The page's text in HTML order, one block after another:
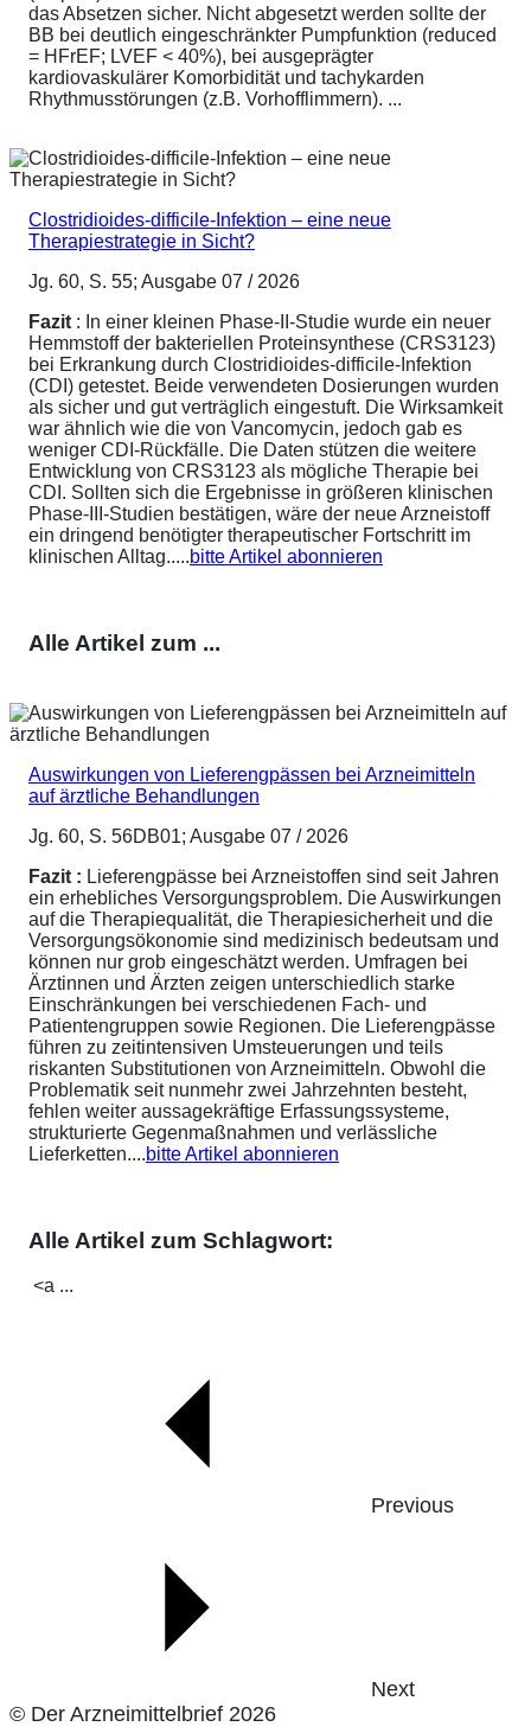
das Absetzen sicher. Nicht abgesetzt werden sollte der
BB bei deutlich eingeschränkter Pumpfunktion (reduced
= HFrEF; LVEF < 40%), bei ausgeprägter
kardiovaskulärer Komorbidität und tachykarden
Rhythmusstörungen (z.B. Vorhofflimmern). ...
Clostridioides-difficile-Infektion – eine neue
Therapiestrategie in Sicht?
Jg. 60, S. 55; Ausgabe 07 / 2026
Fazit : In einer kleinen Phase-II-Studie wurde ein neuer
Hemmstoff der bakteriellen Proteinsynthese (CRS3123)
bei Erkrankung durch Clostridioides-difficile-Infektion
(CDI) getestet. Beide verwendeten Dosierungen wurden
als sicher und gut verträglich eingestuft. Die Wirksamkeit
war ähnlich wie die von Vancomycin, jedoch gab es
weniger CDI-Rückfälle. Die Daten stützen die weitere
Entwicklung von CRS3123 als mögliche Therapie bei
CDI. Sollten sich die Ergebnisse in größeren klinischen
Phase-III-Studien bestätigen, wäre der neue Arzneistoff
ein dringend benötigter therapeutischer Fortschritt im
klinischen Alltag.....bitte Artikel abonnieren
Alle Artikel zum ...
Auswirkungen von Lieferengpässen bei Arzneimitteln
auf ärztliche Behandlungen
Jg. 60, S. 56DB01; Ausgabe 07 / 2026
Fazit : Lieferengpässe bei Arzneistoffen sind seit Jahren
ein erhebliches Versorgungsproblem. Die Auswirkungen
auf die Therapiequalität, die Therapiesicherheit und die
Versorgungsökonomie sind medizinisch bedeutsam und
können nur grob eingeschätzt werden. Umfragen bei
Ärztinnen und Ärzten zeigen unterschiedlich starke
Einschränkungen bei verschiedenen Fach- und
Patientengruppen sowie Regionen. Die Lieferengpässe
führen zu zeitintensiven Umsteuerungen und teils
riskanten Substitutionen von Arzneimitteln. Obwohl die
Problematik seit nunmehr zwei Jahrzehnten besteht,
fehlen weiter aussagekräftige Erfassungssysteme,
strukturierte Gegenmaßnahmen und verlässliche
Lieferketten....bitte Artikel abonnieren
Alle Artikel zum Schlagwort:
<a ...
Previous
Next
© Der Arzneimittelbrief 2026